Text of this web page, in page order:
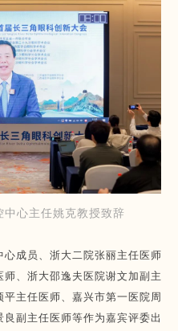
心主任姚克教授致辞
心成员、浙大二院张丽主任医师
、浙大邵逸夫医院谢文加副主
主任医师、嘉兴市第一医院周
副主任医师等作为嘉宾评委出